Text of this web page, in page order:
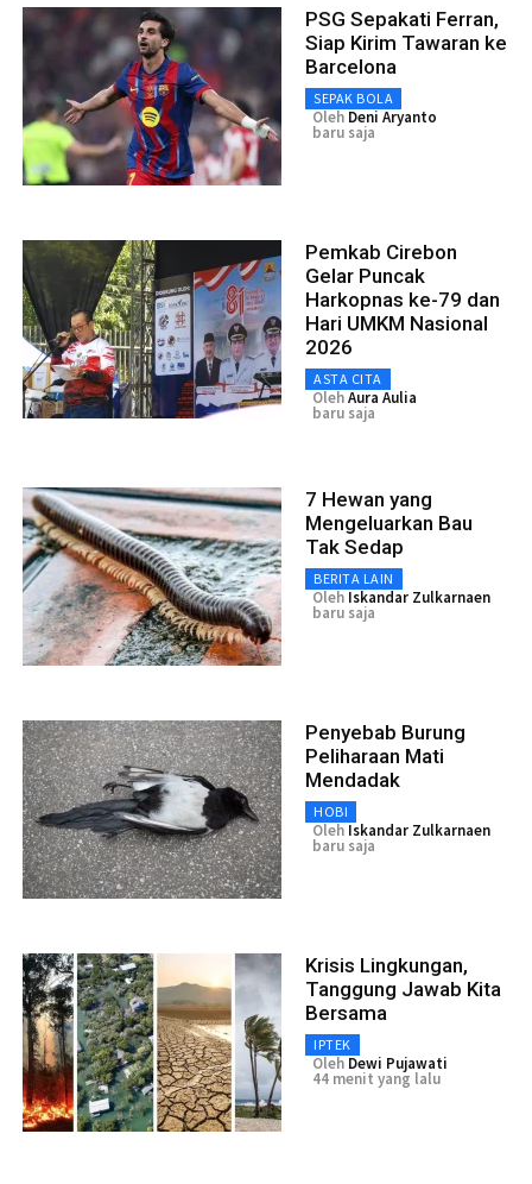
PSG Sepakati Ferran,
Siap Kirim Tawaran ke
Barcelona
SEPAK BOLA
Oleh Deni Aryanto
baru saja
Pemkab Cirebon
Gelar Puncak
Harkopnas ke-79 dan
Hari UMKM Nasional
2026
ASTA CITA
OlehAura Aulia
baru saja
7 Hewan yang
Mengeluarkan Bau
Tak Sedap
BERITA LAIN
Oleh Iskandar Zulkarnaen
baru saja
Penyebab Burung
Peliharaan Mati
Mendadak
HOBI
Oleh Iskandar Zulkarnaen
baru saja
Krisis Lingkungan,
Tanggung Jawab Kita
Bersama
IPTEK
Oleh Dewi Pujawati
44 menit yang lalu